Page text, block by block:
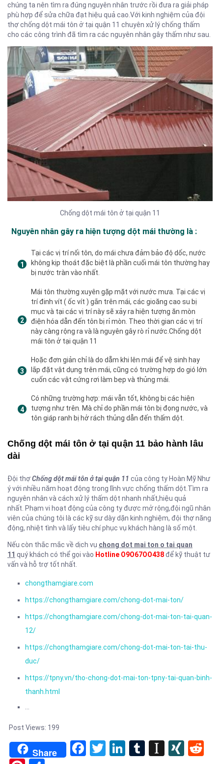
chúng ta nên tìm ra đúng nguyên nhân trước rồi đưa ra giải pháp
phù hợp để sửa chữa đạt hiệu quả cao.Với kinh nghiệm của đội
thợ chống dột mái tôn ở tại quận 11 chuyên xử lý chống thấm
cho các công trình đã tìm ra các nguyên nhân gây thấm như sau.
Chống dột mái tôn ở tại quận 11
Nguyên nhân gây ra hiện tượng dột mái thường là :
Tại các vị trí nối tôn, do mái chưa đảm bảo độ dốc, nước
không kịp thoát đặc biệt là phần cuối mái tôn thường hay
bị nước tràn vào nhất.
Mái tôn thường xuyên gặp mặt với nước mưa. Tại các vị
trí đinh vít ( ốc vít ) gắn trên mái, các gioăng cao su bị
mục và tại các vị trí này sẽ xảy ra hiện tượng ăn mòn
điện hóa dẫn đến tôn bị rỉ mòn. Theo thời gian các vị trí
này càng rộng ra và là nguyên gây rò rỉ nước.Chống dột
mái tôn ở tại quận 11
Hoặc đơn giản chỉ là do dẵm khi lên mái để vệ sinh hay
lắp đặt vật dụng trên mái, cũng có trường hợp do gió lớn
cuốn các vật cứng rơi làm bẹp và thủng mái.
Có những trường hợp: mái vẫn tốt, không bị các hiện
tượng như trên. Mà chỉ do phần mái tôn bị đọng nước, và
tôn giáp ranh bị hở rách thủng dẫn đến thấm dột.
Chống dột mái tôn ở tại quận 11 bảo hành lâu
dài
Đội thợChống dột mái tôn ở tại quận 11 của công ty Hoàn Mỹ Như
ý với nhiều năm hoạt động trong lĩnh vực chống thấm dột.Tìm ra
nguyên nhân và cách xử lý thấm dột nhanh nhất,hiệu quả
nhất. Phạm vi hoạt động của công ty được mở rộng,đội ngũ nhân
viên của chúng tôi là các kỹ sư dày dặn kinh nghiệm, đội thợ năng
động, nhiệt tình và lấy tiêu chí phục vụ khách hàng là số một.
Nếu còn thắc mắc về dịch vụ chong dot mai ton o tai quan
11 quý khách có thể gọi vào Hotline O9O67OO438để kỹ thuật tư
vấn và hỗ trợ tốt nhất.
chongthamgiare.com
https://chongthamgiare.com/chong-dot-mai-ton/
https://chongthamgiare.com/chong-dot-mai-ton-tai-quan-
12/
https://chongthamgiare.com/chong-dot-mai-ton-tai-thu-
duc/
https://tpny.vn/tho-chong-dot-mai-ton-tpny-tai-quan-binh-
thanh.html
…
Post Views: 199
Share Facebook
TwitterLinkedIn
Tumblr